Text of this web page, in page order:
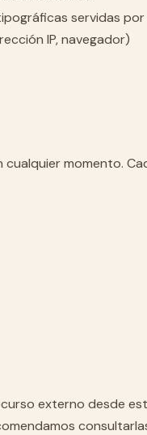
servidas por
IP, navegador)
momento.
externo desde